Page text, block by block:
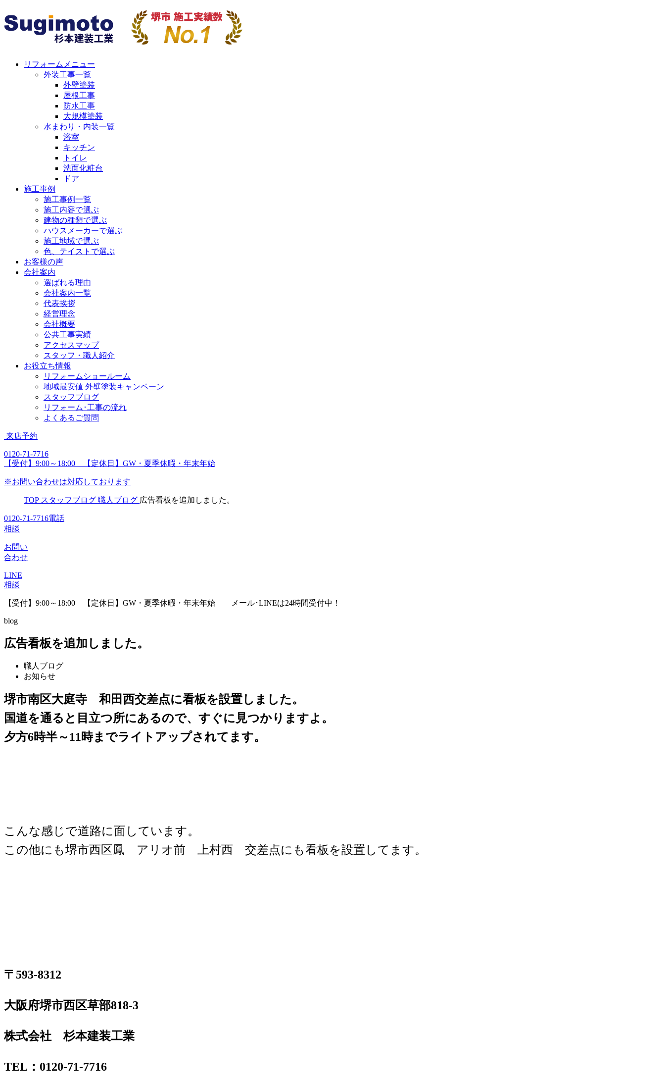
リフォームメニュー
外装工事一覧
外壁塗装
屋根工事
防水工事
大規模塗装
水まわり・内装一覧
浴室
キッチン
トイレ
洗面化粧台
ドア
施工事例
施工事例一覧
施工内容で選ぶ
建物の種類で選ぶ
ハウスメーカーで選ぶ
施工地域で選ぶ
色、テイストで選ぶ
お客様の声
会社案内
選ばれる理由
会社案内一覧
代表挨拶
経営理念
会社概要
公共工事実績
アクセスマップ
スタッフ・職人紹介
お役立ち情報
リフォームショールーム
地域最安値 外壁塗装キャンペーン
スタッフブログ
リフォーム･工事の流れ
よくあるご質問
来店予約
0120-71-7716
【受付】9:00～18:00 【定休日】GW・夏季休暇・年末年始
※お問い合わせは対応しております
TOP スタッフブログ 職人ブログ 広告看板を追加しました。
0120-71-7716電話
相談
お問い
合わせ
LINE
相談
【受付】9:00～18:00 【定休日】GW・夏季休暇・年末年始 メール･LINEは24時間受付中！
blog
広告看板を追加しました。
職人ブログ
お知らせ
堺市南区大庭寺 和田西交差点に看板を設置しました。
国道を通ると目立つ所にあるので、すぐに見つかりますよ。
夕方6時半～11時までライトアップされてます。
こんな感じで道路に面しています。
この他にも堺市西区鳳 アリオ前 上村西 交差点にも看板を設置してます。
〒593-8312
大阪府堺市西区草部818-3
株式会社 杉本建装工業
TEL：0120-71-7716